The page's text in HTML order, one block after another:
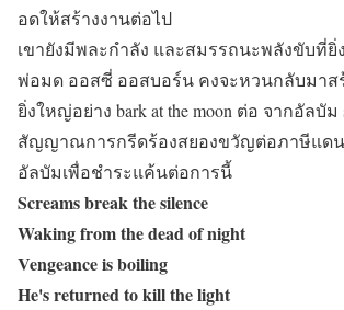
อดให้สร้างงานต่อไป
เขายังมีพละกำลัง และสมรรถนะพลังขับที่ยิ่
พ่อมด ออสซี่ ออสบอร์น คงจะหวนกลับมาส
ยิ่งใหญ่อย่าง bark at the moon ต่อ จากอัลบัม
สัญญาณการกรีดร้องสยองขวัญต่อภาษีแด
อัลบัมเพื่อชำระแค้นต่อการนี้
Screams break the silence
Waking from the dead of night
Vengeance is boiling
He's returned to kill the light